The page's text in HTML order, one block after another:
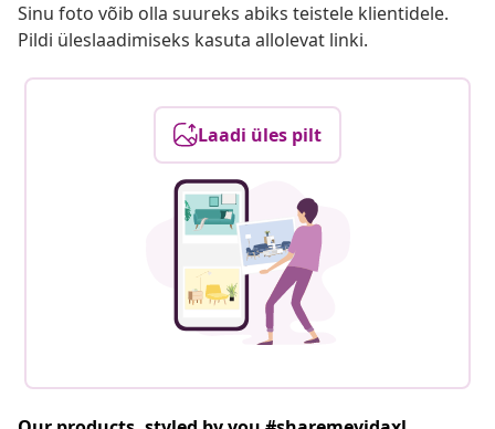
Sinu foto võib olla suureks abiks teistele klientidele.
Pildi üleslaadimiseks kasuta allolevat linki.
Laadi üles pilt